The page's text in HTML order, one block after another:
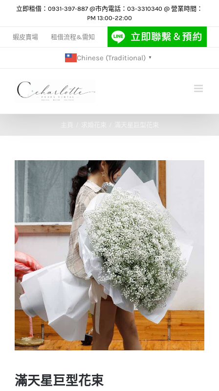
content
立即租借：0931-397-887 @市內電話：03-3310340 @ 營業時間：
PM 13:00-22:00
蝦皮賣場 租借流程&需知
Chinese (Traditional) ▼
求婚花束 滿天星巨型花束
滿天星巨型花束